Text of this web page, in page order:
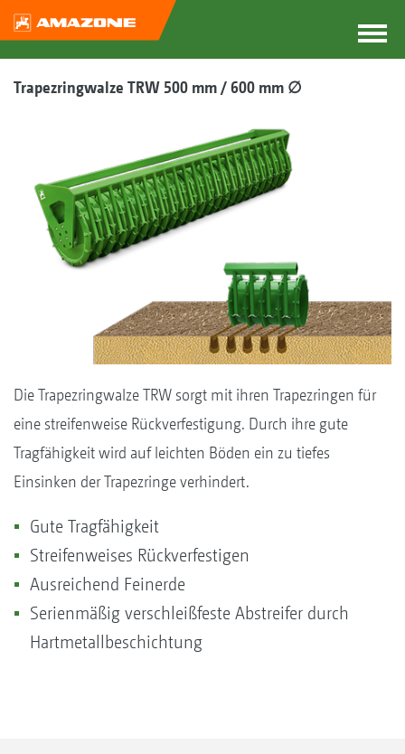
Trapezringwalze TRW 500 mm / 600 mm ∅
Die Trapezringwalze TRW sorgt mit ihren Trapezringen für
eine streifenweise Rückverfestigung. Durch ihre gute
Tragfähigkeit wird auf leichten Böden ein zu tiefes
Einsinken der Trapezringe verhindert.
Gute Tragfähigkeit
Streifenweises Rückverfestigen
Ausreichend Feinerde
Serienmäßig verschleißfeste Abstreifer durch
Hartmetallbeschichtung